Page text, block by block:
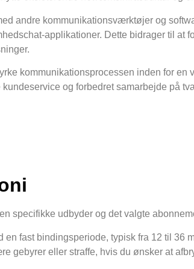
andre kommunikationsværktøjer og
applikationer. Dette bidrager til at
kommunikationsprocessen inden for en
og forbedret samarbejde på
specifikke udbyder og det valgte
fast bindingsperiode, typisk fra 12 til 36
gebyrer eller straffe, hvis du ønsker at